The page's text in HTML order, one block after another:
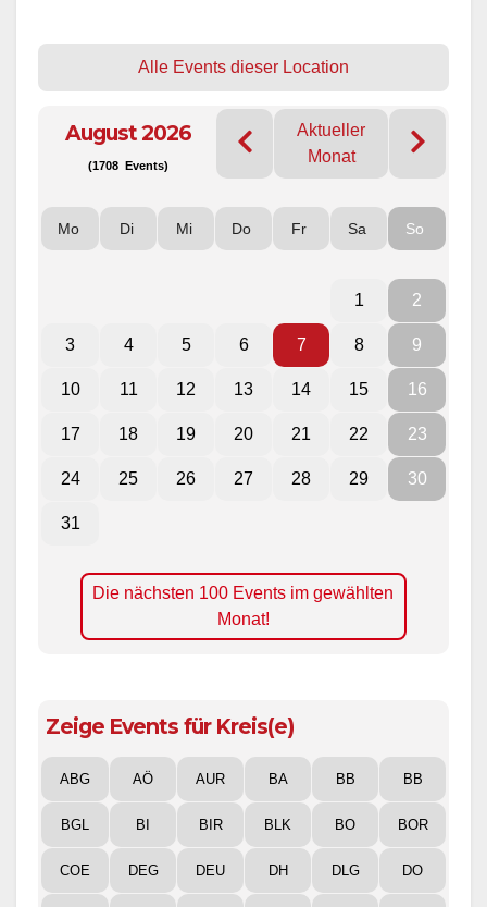
Alle Events dieser Location
August 2026
(1708 Events)
Aktueller
Monat
Mo Di Mi Do Fr Sa So
1 2
3 4 5 6 7 8 9
10 11 12 13 14 15 16
17 18 19 20 21 22 23
24 25 26 27 28 29 30
31
Die nächsten 100 Events im gewählten
Monat!
Zeige Events für Kreis(e)
ABG AÖ AUR BA BB BB
BGL BI BIR BLK BO BOR
COE DEG DEU DH DLG DO